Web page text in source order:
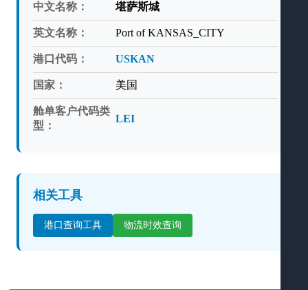
中文名称： 堪萨斯城
英文名称： Port of KANSAS_CITY
港口代码： USKAN
国家： 美国
舱单客户代码类
型：
LEI
相关工具
港口查询工具 物流时效查询